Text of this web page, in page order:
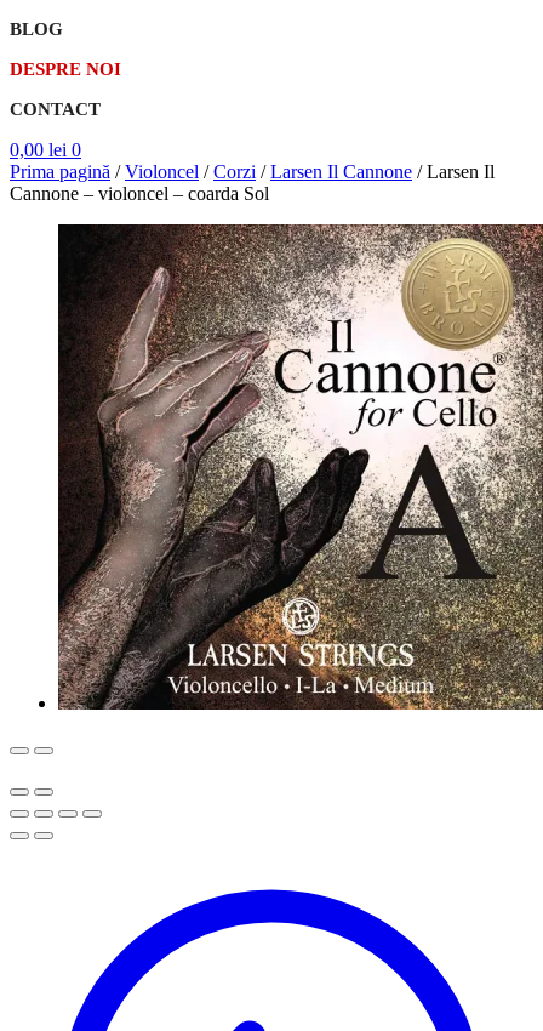
BLOG
DESPRE NOI
CONTACT
0,00 lei 0
Prima pagină /Violoncel /Corzi /Larsen Il Cannone /Larsen Il
Cannone – violoncel – coarda Sol